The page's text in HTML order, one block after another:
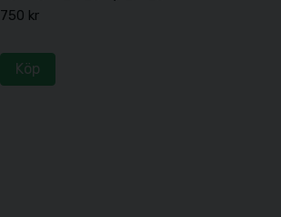
750 kr
Köp